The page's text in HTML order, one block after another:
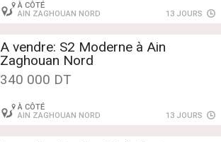
À CÔTÉ
AIN ZAGHOUAN NORD
13 JOURS
A vendre: S2 Moderne à Ain
Zaghouan Nord
340 000 DT
À CÔTÉ
AIN ZAGHOUAN NORD
13 JOURS